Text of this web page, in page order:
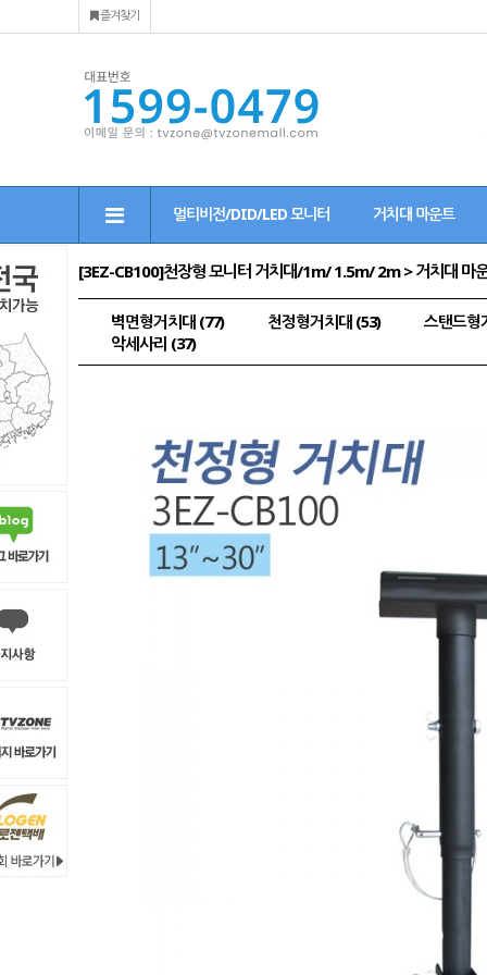
즐겨찾기
멀티비전/DID/LED 모니터 거치대 마운트
[3EZ-CB100]천장형 모니터 거치대/1m/ 1.5m/ 2m > 거치대 마
벽면형거치대 (77) 천정형거치대 (53)
스탠드형
악세사리 (37)